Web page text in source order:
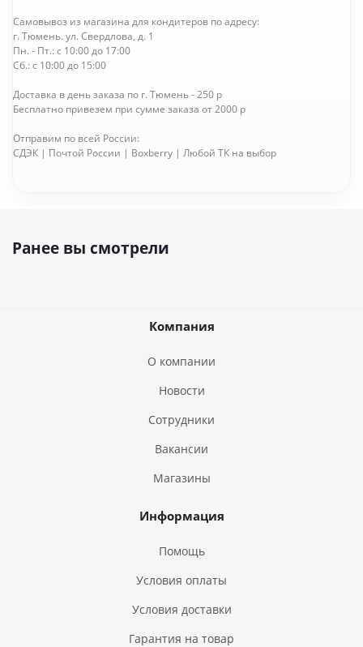
Самовывоз из магазина для кондитеров по адресу:
г. Тюмень. ул. Свердлова, д. 1
Пн. - Пт.: с 10:00 до 17:00
Сб.: с 10:00 до 15:00
Доставка в день заказа по г. Тюмень - 250 р
Бесплатно привезем при сумме заказа от 2000 р
Отправим по всей России:
СДЭК | Почтой России | Boxberry | Любой ТК на выбор
Ранее вы смотрели
Компания
О компании
Новости
Сотрудники
Вакансии
Магазины
Информация
Помощь
Условия оплаты
Условия доставки
Гарантия на товар